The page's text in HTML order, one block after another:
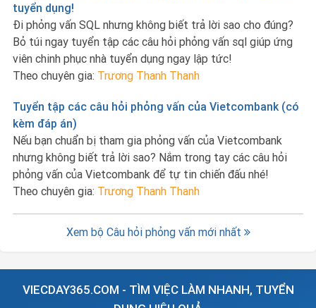
tuyển dụng!
Đi phỏng vấn SQL nhưng không biết trả lời sao cho đúng?
Bỏ túi ngay tuyển tập các câu hỏi phỏng vấn sql giúp ứng
viên chinh phục nhà tuyển dụng ngay lập tức!
Theo chuyên gia: Trương Thanh Thanh
Tuyển tập các câu hỏi phỏng vấn của Vietcombank (có
kèm đáp án)
Nếu bạn chuẩn bị tham gia phỏng vấn của Vietcombank
nhưng không biết trả lời sao? Nắm trong tay các câu hỏi
phỏng vấn của Vietcombank để tự tin chiến đấu nhé!
Theo chuyên gia: Trương Thanh Thanh
Xem bộ Câu hỏi phỏng vấn mới nhất
VIECDAY365.COM - TÌM VIỆC LÀM NHANH, TUYỂN